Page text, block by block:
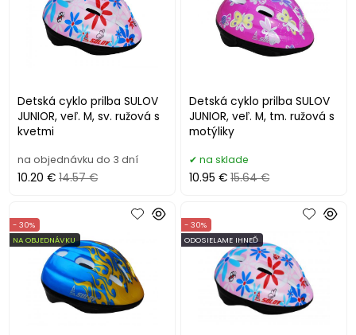
Detská cyklo prilba SULOV
JUNIOR, veľ. M, sv. ružová s
kvetmi
na objednávku do 3 dní
10.20 € 14.57 €
Detská cyklo prilba SULOV
JUNIOR, veľ. M, tm. ružová s
motýliky
na sklade
10.95 € 15.64 €
- 30%
NA OBJEDNÁVKU
- 30%
ODOSIELAME IHNEĎ